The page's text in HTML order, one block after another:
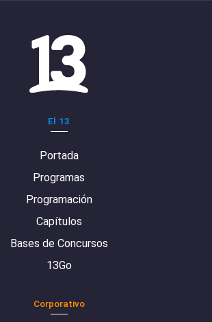
El 13
Portada
Programas
Programación
Capítulos
Bases de Concursos
13Go
Corporativo